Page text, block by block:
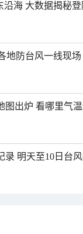
沿海 大数据揭秘
地防台风一线现场
图出炉 看哪里气
录 明天至10日台